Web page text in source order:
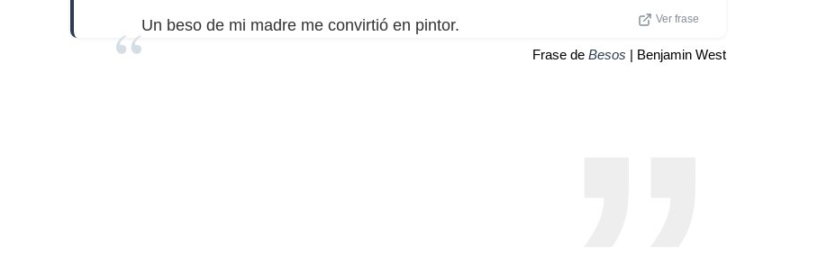
Un beso de mi madre me convirtió en pintor. Ver frase
Frase de Besos | Benjamin West